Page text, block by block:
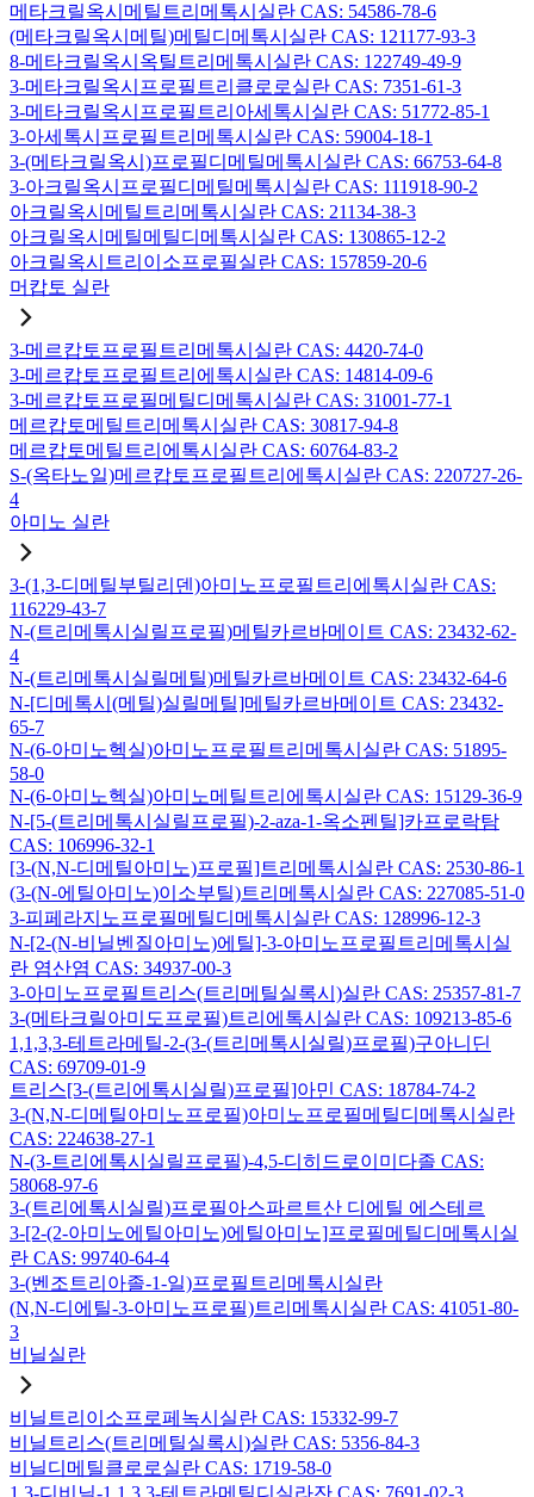
메타크릴옥시메틸트리메톡시실란 CAS: 54586-78-6
(메타크릴옥시메틸)메틸디메톡시실란 CAS: 121177-93-3
8-메타크릴옥시옥틸트리메톡시실란 CAS: 122749-49-9
3-메타크릴옥시프로필트리클로로실란 CAS: 7351-61-3
3-메타크릴옥시프로필트리아세톡시실란 CAS: 51772-85-1
3-아세톡시프로필트리메톡시실란 CAS: 59004-18-1
3-(메타크릴옥시)프로필디메틸메톡시실란 CAS: 66753-64-8
3-아크릴옥시프로필디메틸메톡시실란 CAS: 111918-90-2
아크릴옥시메틸트리메톡시실란 CAS: 21134-38-3
아크릴옥시메틸메틸디메톡시실란 CAS: 130865-12-2
아크릴옥시트리이소프로필실란 CAS: 157859-20-6
머캅토 실란
3-메르캅토프로필트리메톡시실란 CAS: 4420-74-0
3-메르캅토프로필트리에톡시실란 CAS: 14814-09-6
3-메르캅토프로필메틸디메톡시실란 CAS: 31001-77-1
메르캅토메틸트리메톡시실란 CAS: 30817-94-8
메르캅토메틸트리에톡시실란 CAS: 60764-83-2
S-(옥타노일)메르캅토프로필트리에톡시실란 CAS: 220727-26-
4
아미노 실란
3-(1,3-디메틸부틸리덴)아미노프로필트리에톡시실란 CAS:
116229-43-7
N-(트리메톡시실릴프로필)메틸카르바메이트 CAS: 23432-62-
4
N-(트리메톡시실릴메틸)메틸카르바메이트 CAS: 23432-64-6
N-[디메톡시(메틸)실릴메틸]메틸카르바메이트 CAS: 23432-
65-7
N-(6-아미노헥실)아미노프로필트리메톡시실란 CAS: 51895-
58-0
N-(6-아미노헥실)아미노메틸트리에톡시실란 CAS: 15129-36-9
N-[5-(트리메톡시실릴프로필)-2-aza-1-옥소펜틸]카프로락탐
CAS: 106996-32-1
[3-(N,N-디메틸아미노)프로필]트리메톡시실란 CAS: 2530-86-1
(3-(N-에틸아미노)이소부틸)트리메톡시실란 CAS: 227085-51-0
3-피페라지노프로필메틸디메톡시실란 CAS: 128996-12-3
N-[2-(N-비닐벤질아미노)에틸]-3-아미노프로필트리메톡시실
란 염산염 CAS: 34937-00-3
3-아미노프로필트리스(트리메틸실록시)실란 CAS: 25357-81-7
3-(메타크릴아미도프로필)트리에톡시실란 CAS: 109213-85-6
1,1,3,3-테트라메틸-2-(3-(트리메톡시실릴)프로필)구아니딘
CAS: 69709-01-9
트리스[3-(트리에톡시실릴)프로필]아민 CAS: 18784-74-2
3-(N,N-디메틸아미노프로필)아미노프로필메틸디메톡시실란
CAS: 224638-27-1
N-(3-트리에톡시실릴프로필)-4,5-디히드로이미다졸 CAS:
58068-97-6
3-(트리에톡시실릴)프로필아스파르트산 디에틸 에스테르
3-[2-(2-아미노에틸아미노)에틸아미노]프로필메틸디메톡시실
란 CAS: 99740-64-4
3-(벤조트리아졸-1-일)프로필트리메톡시실란
(N,N-디에틸-3-아미노프로필)트리메톡시실란 CAS: 41051-80-
3
비닐실란
비닐트리이소프로페녹시실란 CAS: 15332-99-7
비닐트리스(트리메틸실록시)실란 CAS: 5356-84-3
비닐디메틸클로로실란 CAS: 1719-58-0
1,3-디비닐-1,1,3,3-테트라메틸디실라잔 CAS: 7691-02-3